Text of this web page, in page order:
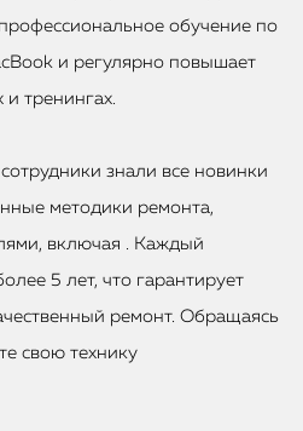
обучение по
и регулярно повышает
тренингах.
знали все новинки
методики ремонта,
включая . Каждый
5 лет, что гарантирует
ремонт. Обращаясь
свою технику